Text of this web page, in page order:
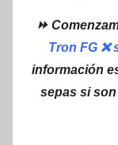
⏩
Tron FG
información
sepas si